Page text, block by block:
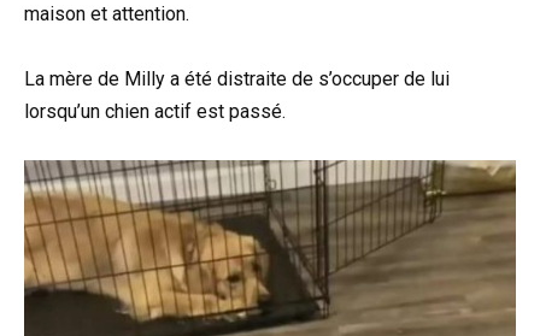
maison et attention.
La mère de Milly a été distraite de s’occuper de lui
lorsqu’un chien actif est passé.